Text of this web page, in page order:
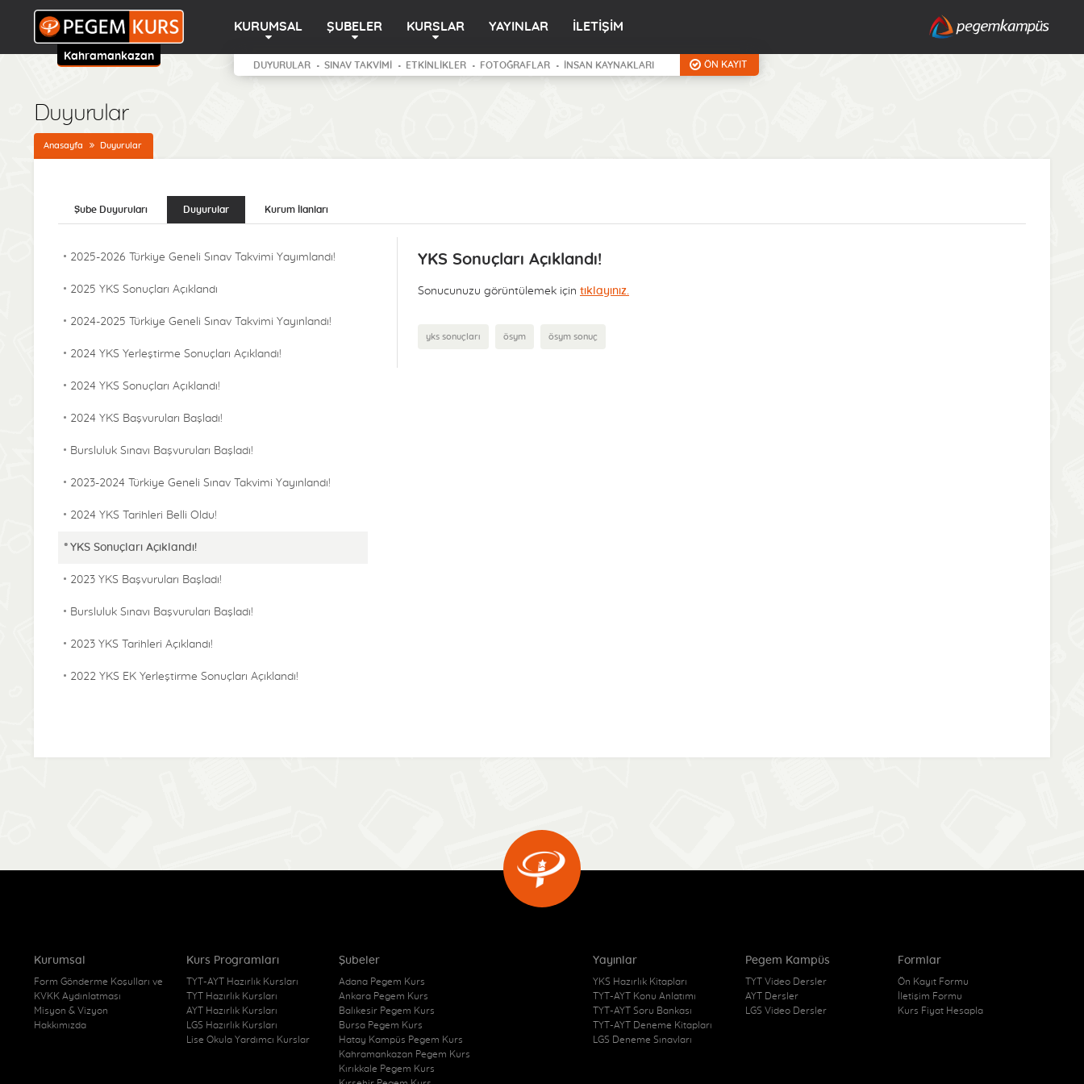
Kahramankazan
KURUMSAL ŞUBELER KURSLAR YAYINLAR İLETİŞİM
DUYURULAR SINAV TAKVİMİ ETKİNLİKLER FOTOĞRAFLAR İNSAN KAYNAKLARI ÖN KAYIT
Duyurular
Anasayfa Duyurular
Şube Duyuruları Duyurular Kurum İlanları
2025-2026 Türkiye Geneli Sınav Takvimi Yayımlandı!
2025 YKS Sonuçları Açıklandı
2024-2025 Türkiye Geneli Sınav Takvimi Yayınlandı!
2024 YKS Yerleştirme Sonuçları Açıklandı!
2024 YKS Sonuçları Açıklandı!
2024 YKS Başvuruları Başladı!
Bursluluk Sınavı Başvuruları Başladı!
2023-2024 Türkiye Geneli Sınav Takvimi Yayınlandı!
2024 YKS Tarihleri Belli Oldu!
YKS Sonuçları Açıklandı!
2023 YKS Başvuruları Başladı!
Bursluluk Sınavı Başvuruları Başladı!
2023 YKS Tarihleri Açıklandı!
2022 YKS EK Yerleştirme Sonuçları Açıklandı!
YKS Sonuçları Açıklandı!
Sonucunuzu görüntülemek için tıklayınız.
yks sonuçları ösym ösym sonuç
Kurumsal
Form Gönderme Koşulları ve
KVKK Aydınlatması
Misyon & Vizyon
Hakkımızda
Kurs Programları
TYT-AYT Hazırlık Kursları
TYT Hazırlık Kursları
AYT Hazırlık Kursları
LGS Hazırlık Kursları
Lise Okula Yardımcı Kurslar
Şubeler
Adana Pegem Kurs
Ankara Pegem Kurs
Balıkesir Pegem Kurs
Bursa Pegem Kurs
Hatay Kampüs Pegem Kurs
Kahramankazan Pegem Kurs
Kırıkkale Pegem Kurs
Yayınlar
YKS Hazırlık Kitapları
TYT-AYT Konu Anlatımı
TYT-AYT Soru Bankası
TYT-AYT Deneme Kitapları
LGS Deneme Sınavları
Pegem Kampüs
TYT Video Dersler
AYT Dersler
LGS Video Dersler
Formlar
Ön Kayıt Formu
İletişim Formu
Kurs Fiyat Hesapla